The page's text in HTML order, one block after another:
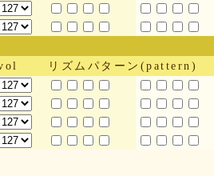
リズムパターン(pattern)